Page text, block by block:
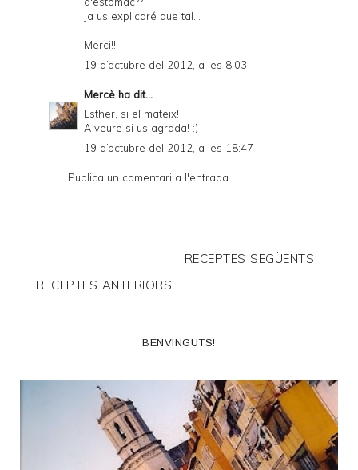
Ja us explicaré que tal...
Merci!!!
19 d’octubre del 2012, a les 8:03
Mercè ha dit...
Esther, si el mateix!
A veure si us agrada! :)
19 d’octubre del 2012, a les 18:47
Publica un comentari a l'entrada
RECEPTES SEGÜENTS
RECEPTES ANTERIORS
BENVINGUTS!